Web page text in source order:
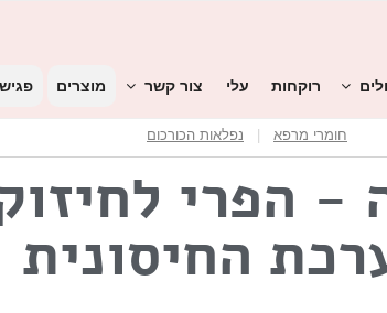
רוקחות עלי צור קשר מוצרים
חומרי מרפא נפלאות הכורכום
- הפרי
החיסונית